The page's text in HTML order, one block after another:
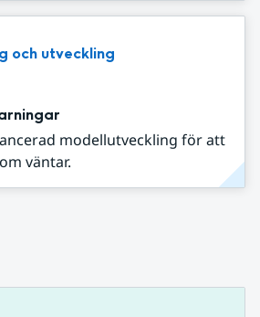
och utveckling
modellutveckling för att
väntar.